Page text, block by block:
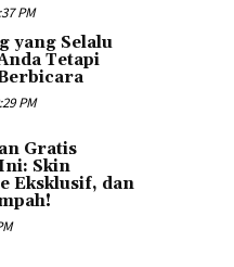
PM
yang Selalu
Tetapi
PM
Gratis
Skin
Eksklusif, dan